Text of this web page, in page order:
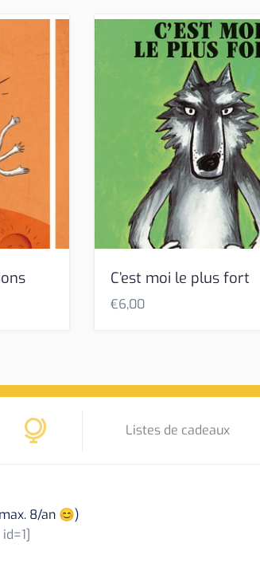
C’est moi le plus fort
€6,00
Listes de cadeaux
8/an 😊)